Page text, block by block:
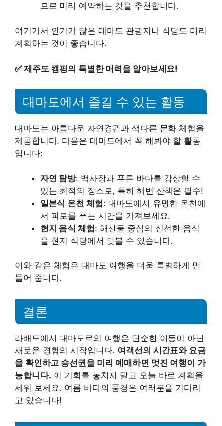
므로 미리 예약하는 것을 추천합니다.
여기가서 인기가 많은 대마도 관광지나 식당도 미리
계획하는 것이 좋습니다.
✅제주도 캠핑의 특별한 매력을 알아보세요!
대마도에서 즐길 수 있는 활동
대마도는 아름다운 자연경관과 색다른 문화 체험을
제공합니다. 다음은 대마도에서 꼭 해봐야 할 활동
입니다:
자연 탐방: 백사장과 푸른 바다를 감상할 수
있는 최적의 장소로, 특히 해변 산책은 필수!
일본식 온천 체험: 대마도에서 유명한 온천에
서 피로를 푸는 시간을 가져보세요.
현지 음식 체험: 해산물 중심의 신선한 음식
을 현지 식당에서 맛볼 수 있습니다.
이와 같은 체험은 대마도 여행을 더욱 특별하게 만
들어 줍니다.
결론
라배도에서 대마도로의 여행은 단순한 이동이 아닌
새로운 경험의 시작입니다. 여객선의 시간표와 요금
을 확인하고 승선권을 미리 예매하면 멋진 여행이 가
능합니다. 이 기회를 놓치지 말고 오늘 바로 계획을
세워 보세요. 여름 바다의 풍경은 여러분을 기다리
고 있습니다!